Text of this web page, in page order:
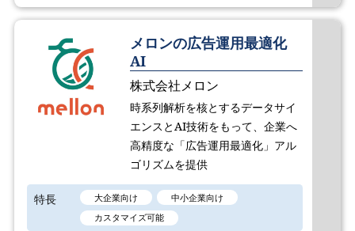
メロンの広告運用最適化
AI
株式会社メロン
時系列解析を核とするデータサイ
エンスとAI技術をもって、企業へ
高精度な「広告運用最適化」アル
ゴリズムを提供
特長 大企業向け
中小企業向け
カスタマイズ可能